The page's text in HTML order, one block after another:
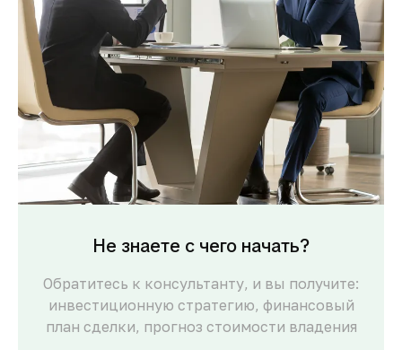
Не знаете с чего начать?
Обратитесь к консультанту, и вы получите:
инвестиционную стратегию, финансовый
план сделки, прогноз стоимости владения